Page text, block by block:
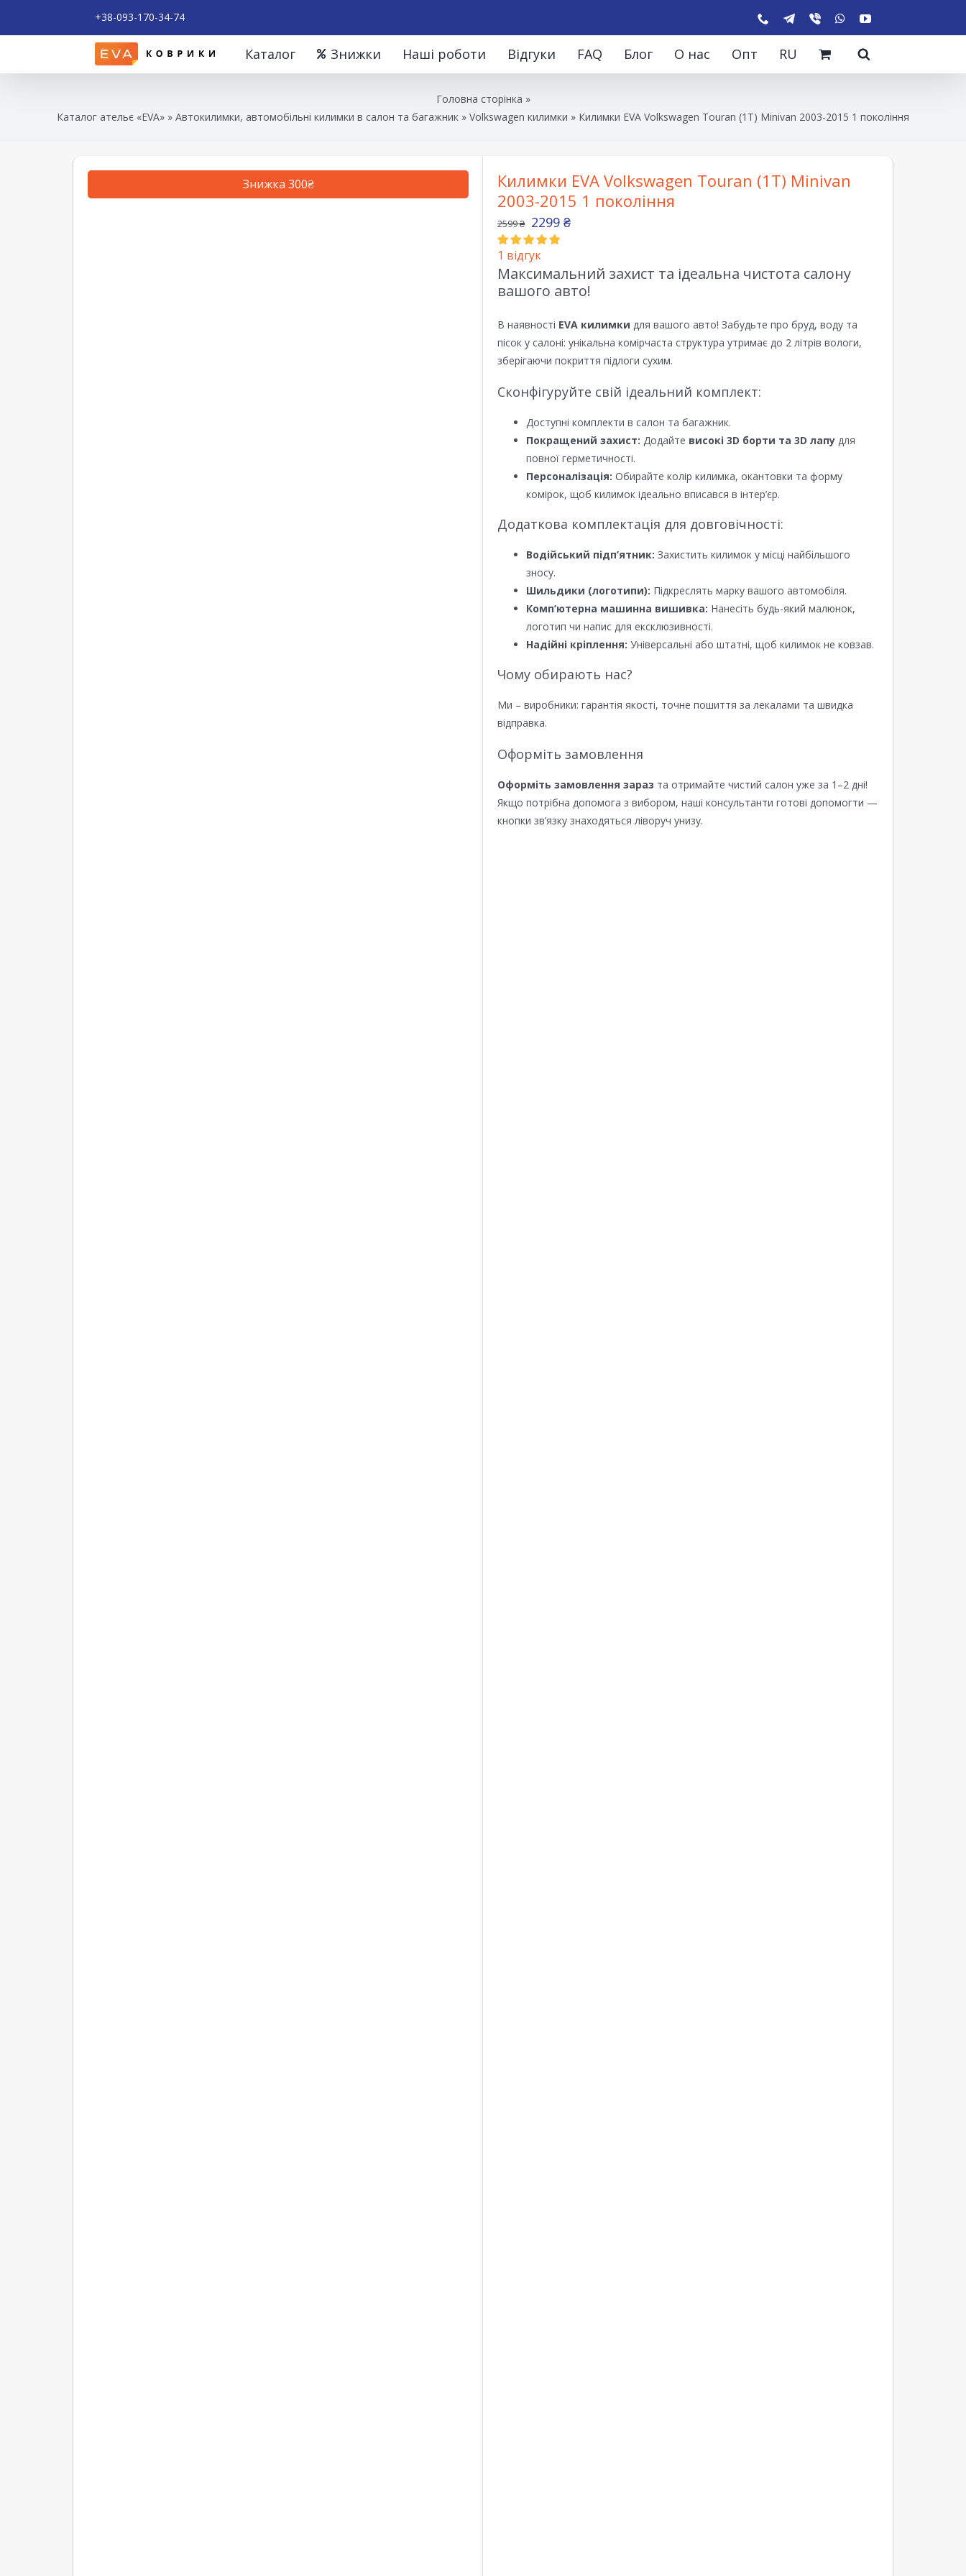
+38-093-170-34-74
Каталог Знижки Наші роботи Відгуки FAQ Блог О нас Опт RU
Головна сторінка »
Каталог ательє «EVA» » Автокилимки, автомобільні килимки в салон та багажник » Volkswagen килимки » Килимки EVA Volkswagen Touran (1T) Minivan 2003-2015 1 покоління
Знижка 300₴
Килимки EVA Volkswagen Touran (1T) Minivan
2003-2015 1 покоління
2599₴ 2299 ₴
1 відгук
Максимальний захист та ідеальна чистота салону
вашого авто!
В наявності EVA килимки для вашого авто! Забудьте про бруд, воду та
пісок у салоні: унікальна комірчаста структура утримає до 2 літрів вологи,
зберігаючи покриття підлоги сухим.
Сконфігуруйте свій ідеальний комплект:
Доступні комплекти в салон та багажник.
Покращений захист: Додайте високі 3D борти та 3D лапу для
повної герметичності.
Персоналізація: Обирайте колір килимка, окантовки та форму
комірок, щоб килимок ідеально вписався в інтер’єр.
Додаткова комплектація для довговічності:
Водійський підп’ятник: Захистить килимок у місці найбільшого
зносу.
Шильдики (логотипи): Підкреслять марку вашого автомобіля.
Комп’ютерна машинна вишивка: Нанесіть будь-який малюнок,
логотип чи напис для ексклюзивності.
Надійні кріплення: Універсальні або штатні, щоб килимок не ковзав.
Чому обирають нас?
Ми – виробники: гарантія якості, точне пошиття за лекалами та швидка
відправка.
Оформіть замовлення
Оформіть замовлення зараз та отримайте чистий салон уже за 1–2 дні!
Якщо потрібна допомога з вибором, наші консультанти готові допомогти —
кнопки зв’язку знаходяться ліворуч унизу.